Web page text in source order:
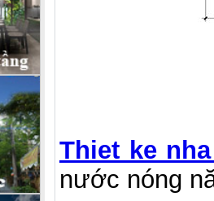
Thiet ke
nước nóng